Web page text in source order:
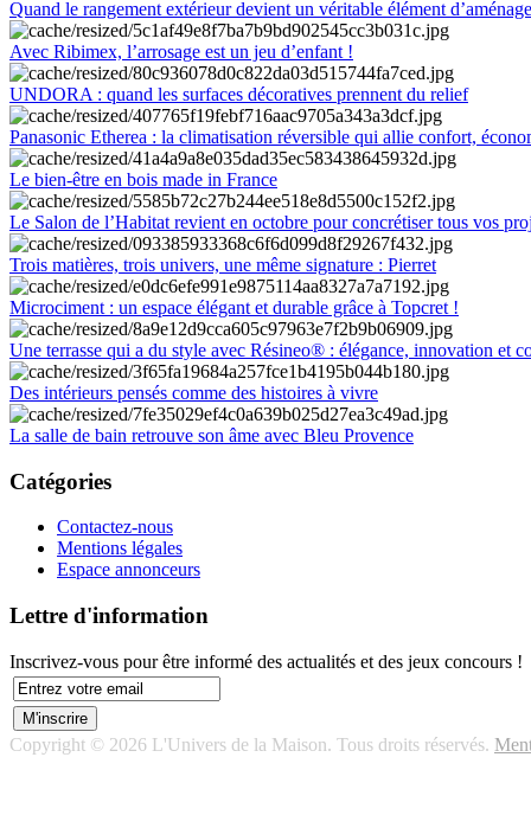
Quand le rangement extérieur devient un véritable élément
Avec Ribimex, l’arrosage est un jeu d’enfant !
UNDORA : quand les surfaces décoratives prennent du relief
Panasonic Etherea : la climatisation réversible qui allie confort,
Le bien-être en bois made in France
Le Salon de l’Habitat revient en octobre pour concrétiser tous vos
Trois matières, trois univers, une même signature : Pierret
Microciment : un espace élégant et durable grâce à Topcret !
Une terrasse qui a du style avec Résineo® : élégance, innovation et
Des intérieurs pensés comme des histoires à vivre
La salle de bain retrouve son âme avec Bleu Provence
Catégories
Contactez-nous
Mentions légales
Espace annonceurs
Lettre d'information
Inscrivez-vous pour être informé des actualités et des jeux concours !
Copyright © 2026 L'Univers de la Maison. Tous droits réservés.